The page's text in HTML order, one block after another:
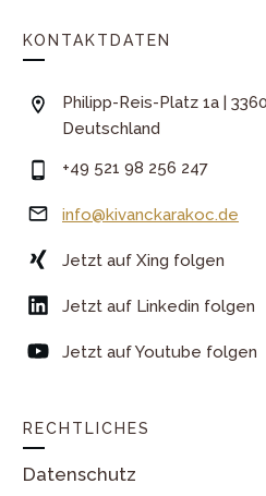
KONTAKTDATEN
Philipp-Reis-Platz 1a |
Deutschland
+49 521 98 256 247
info@kivanckarakoc.de
Jetzt auf Xing folgen
Jetzt auf Linkedin folgen
Jetzt auf Youtube folgen
RECHTLICHES
Datenschutz